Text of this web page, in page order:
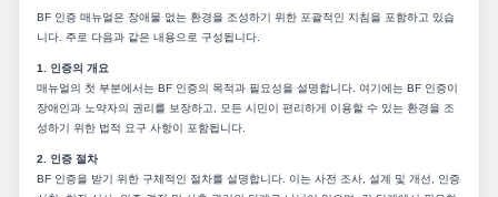
BF 인증 매뉴얼은 장애물 없는 환경을 조성하기 위한 포괄적인 지침을 포함하고 있습
니다. 주로 다음과 같은 내용으로 구성됩니다.
1. 인증의 개요
매뉴얼의 첫 부분에서는 BF 인증의 목적과 필요성을 설명합니다. 여기에는 BF 인증이
장애인과 노약자의 권리를 보장하고, 모든 시민이 편리하게 이용할 수 있는 환경을 조
성하기 위한 법적 요구 사항이 포함됩니다.
2. 인증 절차
BF 인증을 받기 위한 구체적인 절차를 설명합니다. 이는 사전 조사, 설계 및 개선, 인증